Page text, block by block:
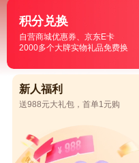
积分兑换
自营商城优惠券、京东E卡
2000多个大牌实物礼品免费换
新人福利
送988元大礼包，首单1元购